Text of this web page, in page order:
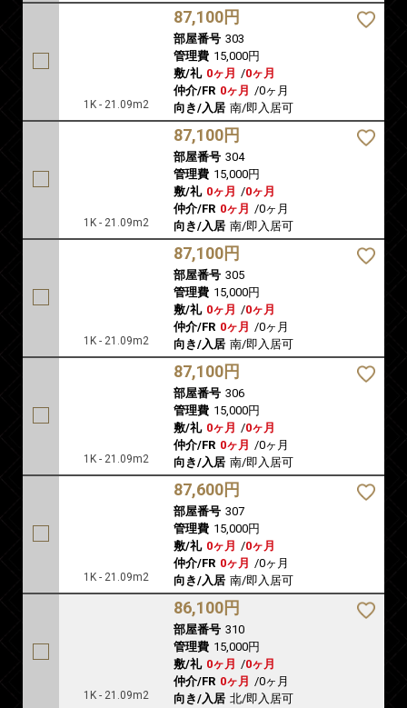
1K - 21.09m2
87,100円
部屋番号 303
管理費 15,000円
敷/礼 0ヶ月 /0ヶ月
仲介/FR 0ヶ月 /0ヶ月
向き/入居 南/即入居可
1K - 21.09m2
87,100円
部屋番号 304
管理費 15,000円
敷/礼 0ヶ月 /0ヶ月
仲介/FR 0ヶ月 /0ヶ月
向き/入居 南/即入居可
1K - 21.09m2
87,100円
部屋番号 305
管理費 15,000円
敷/礼 0ヶ月 /0ヶ月
仲介/FR 0ヶ月 /0ヶ月
向き/入居 南/即入居可
1K - 21.09m2
87,100円
部屋番号 306
管理費 15,000円
敷/礼 0ヶ月 /0ヶ月
仲介/FR 0ヶ月 /0ヶ月
向き/入居 南/即入居可
1K - 21.09m2
87,600円
部屋番号 307
管理費 15,000円
敷/礼 0ヶ月 /0ヶ月
仲介/FR 0ヶ月 /0ヶ月
向き/入居 南/即入居可
1K - 21.09m2
86,100円
部屋番号 310
管理費 15,000円
敷/礼 0ヶ月 /0ヶ月
仲介/FR 0ヶ月 /0ヶ月
向き/入居 北/即入居可